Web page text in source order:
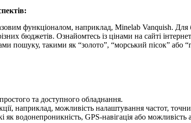
функціоналом, наприклад, Minelab Vanquish.
бюджетів. Ознайомтесь із цінами на сайті
пошуку, такими як “золото”, “морський пісок” або
та доступного обладнання.
наприклад, можливість налаштування частот,
водонепроникність, GPS-навігація або можливість